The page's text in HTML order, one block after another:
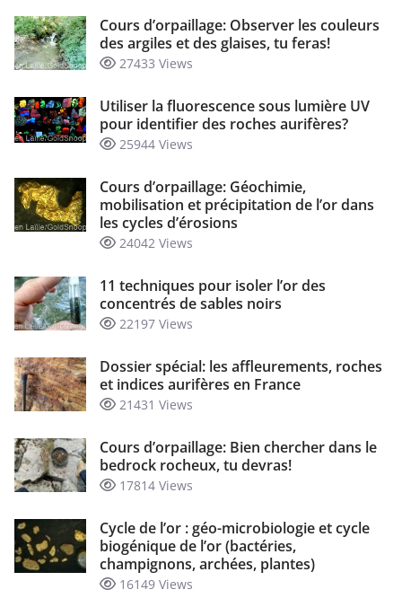
Cours d’orpaillage: Observer les couleurs
des argiles et des glaises, tu feras!
27433 Views
Utiliser la fluorescence sous lumière UV
pour identifier des roches aurifères?
25944 Views
Cours d’orpaillage: Géochimie,
mobilisation et précipitation de l’or dans
les cycles d’érosions
24042 Views
11 techniques pour isoler l’or des
concentrés de sables noirs
22197 Views
Dossier spécial: les affleurements, roches
et indices aurifères en France
21431 Views
Cours d’orpaillage: Bien chercher dans le
bedrock rocheux, tu devras!
17814 Views
Cycle de l’or : géo-microbiologie et cycle
biogénique de l’or (bactéries,
champignons, archées, plantes)
16149 Views